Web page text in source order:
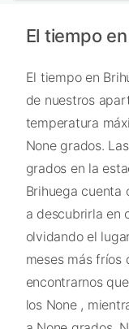
El tiempo
El tiempo en
de nuestros
temperatura
None grados.
grados en la
Brihuega cuenta
a descubrirla en
olvidando el
meses más fríos
encontrarnos
los None ,